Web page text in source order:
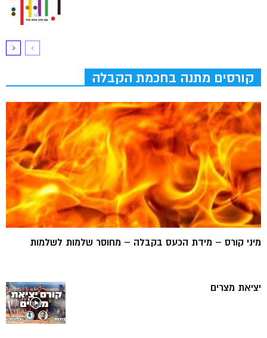
קורסים מתנה בחכמת הקבלה
מיני קורס – מידת הכעס בקבלה – מחוסר שלמות לשלמות
יציאת מצרים